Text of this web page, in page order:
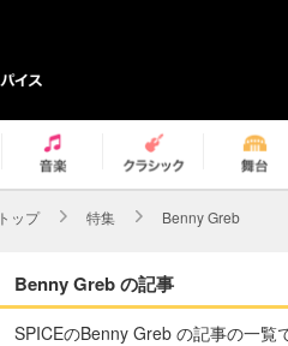
トップ 特集 Benny Greb
Benny Greb の記事
SPICEのBenny Greb の記事の一覧